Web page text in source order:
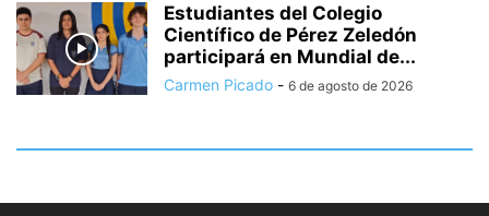
Estudiantes del Colegio
Científico de Pérez Zeledón
participará en Mundial de...
Carmen Picado - 6 de agosto de 2026